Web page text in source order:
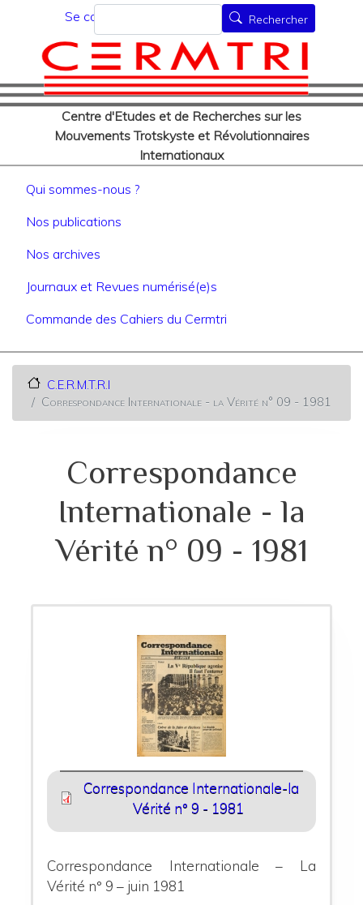
au
contenu
principal
Menu du compte de
Se connecter
Centre d'Etudes et de Recherches sur les
Mouvements Trotskyste et Révolutionnaires
Internationaux
Rechercher Rechercher
Navigation principale
Qui sommes-nous ?
Nos publications
Nos archives
Journaux et Revues numérisé(e)s
Commande des Cahiers du Cermtri
C.E.R.M.T.R.I
Correspondance Internationale - la Vérité n° 09 - 1981
Correspondance
Internationale - la
Vérité n° 09 - 1981
Correspondance Internationale-la
Vérité n° 9 - 1981
Correspondance Internationale – La
Vérité n° 9 – juin 1981